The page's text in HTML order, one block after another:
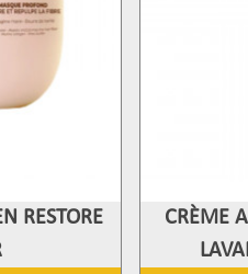
RESTORE
Afficher
CRÈME